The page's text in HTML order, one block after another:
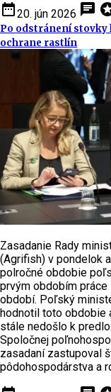
date_range20. jún 2026 chat
Po odstránení stovky
ochrane rastlín
Zasadanie Rady
(Agrifish) v pondelok
polročné obdobie
prvým obdobím
období. Poľský
hodnotil toto obdobie
stále nedošlo k
Spoločnej
zasadaní zastupoval
pôdohospodárstva a